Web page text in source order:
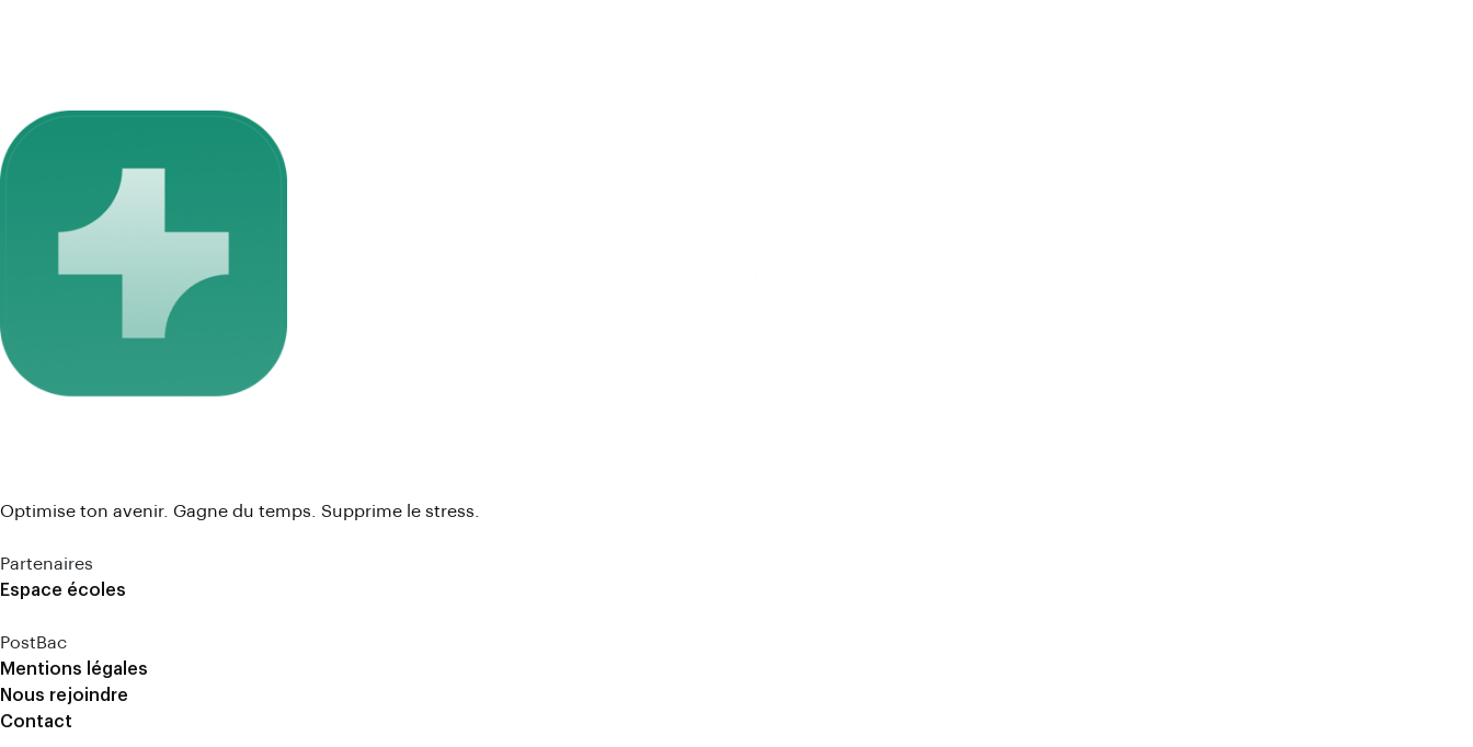
Optimise ton avenir. Gagne du temps. Supprime le stress.
Partenaires
Espace écoles
PostBac
Mentions légales
Nous rejoindre
Contact